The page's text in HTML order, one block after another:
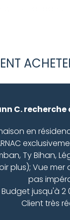
C. recherche
en
Ty Bihan,
plus); Vue mer
pas
Budget jusqu'à 2
Client très